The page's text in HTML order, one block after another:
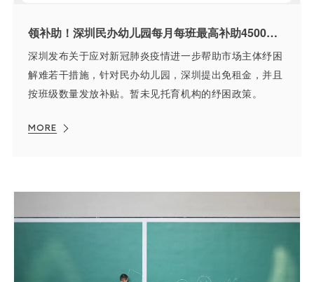
领补助！深圳民办幼儿园每月每班最高补助4500，免租3个月
深圳发布关于应对新冠肺炎疫情进一步帮助市场主体纾困
解难若干措施，针对民办幼儿园，深圳提出免租金，并且
按班级数量发放补贴。暂未见托育机构的纾困政策。
MORE